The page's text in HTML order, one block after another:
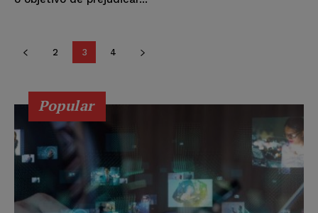
2 3 4
Popular